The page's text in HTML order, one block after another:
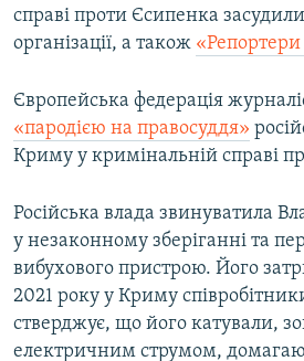
справі проти Єсипенка
організації, а також «Репортери
Європейська федерація
«пародією на правосуддя»
Криму у кримінальній справі
Російська влада звинуватила
у незаконному зберіганні та
вибухового пристрою. Його
2021 року у Криму
стверджує, що його катували,
електричним струмом,